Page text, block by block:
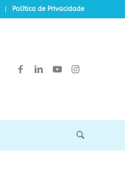
Política de Privacidade